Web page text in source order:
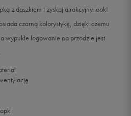
z daszkiem i zyskaj atrakcyjny look!
czarną kolorystykę, dzięki czemu
wypukłe logowanie na przodzie jest